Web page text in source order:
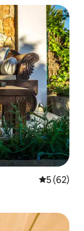
5 de
5 (62)